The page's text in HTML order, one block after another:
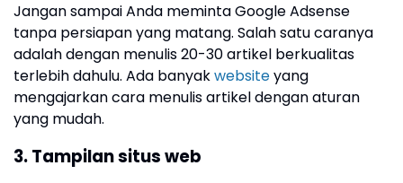
Jangan sampai Anda meminta Google Adsense
tanpa persiapan yang matang. Salah satu caranya
adalah dengan menulis 20-30 artikel berkualitas
terlebih dahulu. Ada banyakwebsiteyang
mengajarkan cara menulis artikel dengan aturan
yang mudah.
3. Tampilan situs web